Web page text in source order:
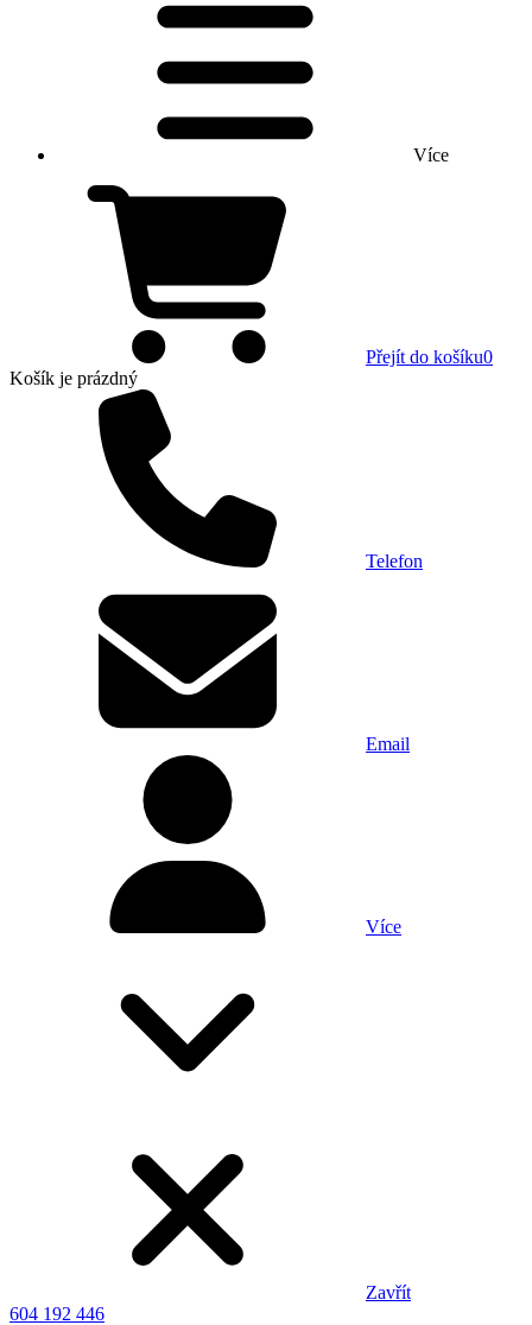
Více
Přejít do košíku0
Košík je prázdný
Telefon
Email
Více
Zavřít
604 192 446